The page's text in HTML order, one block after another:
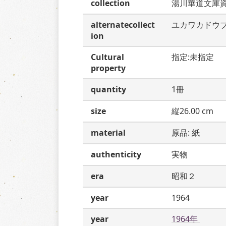
collection
湯川華道文庫
alternatecollect
ion
ユカワカドウ
Cultural
property
指定:未指定
quantity
1冊
size
縦26.00 cm
material
原品: 紙
authenticity
実物
era
昭和２
year
1964
year
1964年